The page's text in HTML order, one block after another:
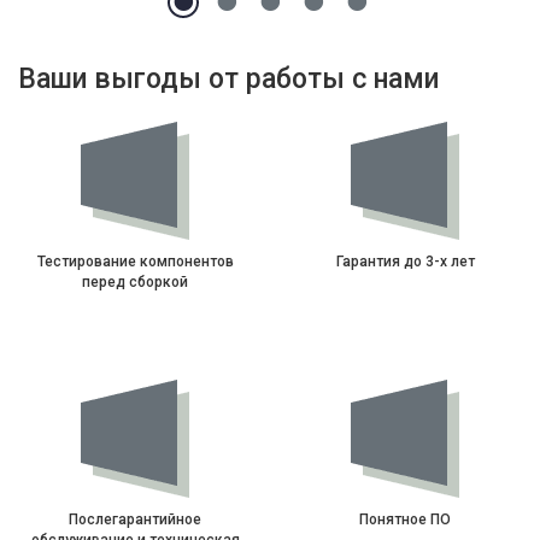
Ваши выгоды от работы с нами
Тестирование компонентов
перед сборкой
Гарантия до 3-х лет
Послегарантийное
Понятное ПО